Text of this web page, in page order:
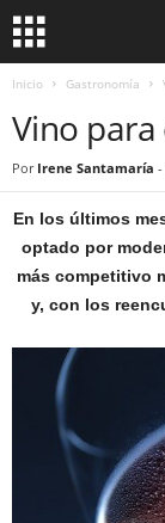
Inicio Gastronomía
Vino
Por Irene Santamaría -
En los últimos
optado por
más competitivo
y, con los